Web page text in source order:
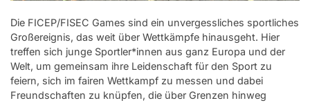
Die FICEP/FISEC Games sind ein unvergessliches sportliches
Großereignis, das weit über Wettkämpfe hinausgeht. Hier
treffen sich junge Sportler*innen aus ganz Europa und der
Welt, um gemeinsam ihre Leidenschaft für den Sport zu
feiern, sich im fairen Wettkampf zu messen und dabei
Freundschaften zu knüpfen, die über Grenzen hinweg
Service
Aus- und Fortbildungen
Kontakt